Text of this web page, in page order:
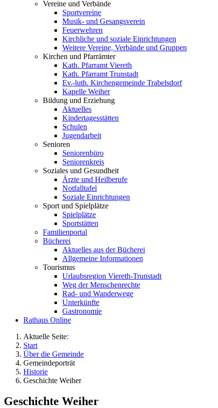
Vereine und Verbände
Sportvereine
Musik- und Gesangsverein
Feuerwehren
Kirchliche und soziale Einrichtungen
Weitere Vereine, Verbände und Gruppen
Kirchen und Pfarrämter
Kath. Pfarramt Viereth
Kath. Pfarramt Trunstadt
Ev.-luth. Kirchengemeinde Trabelsdorf
Kapelle Weiher
Bildung und Erziehung
Aktuelles
Kindertagesstätten
Schulen
Jugendarbeit
Senioren
Seniorenbüro
Seniorenkreis
Soziales und Gesundheit
Ärzte und Heilberufe
Notfalltafel
Soziale Einrichtungen
Sport und Spielplätze
Spielplätze
Sportstätten
Familienportal
Bücherei
Aktuelles aus der Bücherei
Allgemeine Informationen
Tourismus
Urlaubsregion Viereth-Trunstadt
Weg der Menschenrechte
Rad- und Wanderwege
Unterkünfte
Gastronomie
Rathaus Online
Aktuelle Seite:
Start
Über die Gemeinde
Gemeindeporträt
Historie
Geschichte Weiher
Geschichte Weiher